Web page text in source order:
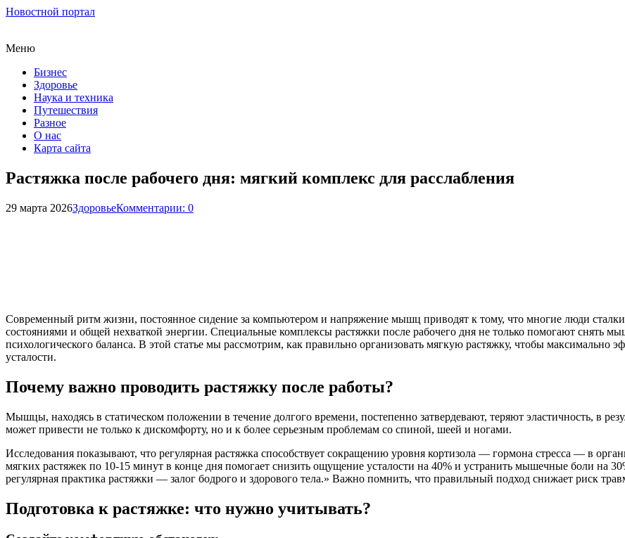
Новостной портал
Меню
Бизнес
Здоровье
Наука и техника
Путешествия
Разное
О нас
Карта сайта
Растяжка после рабочего дня: мягкий комплекс для расслабления
29 марта 2026ЗдоровьеКомментарии: 0
Современный ритм жизни, постоянное сидение за компьютером и напряжение мышц приводят к тому, что многие люди
состояниями и общей нехваткой энергии. Специальные комплексы растяжки после рабочего дня не только помогают снять
психологического баланса. В этой статье мы рассмотрим, как правильно организовать мягкую растяжку, чтобы максимально
усталости.
Почему важно проводить растяжку после работы?
Мышцы, находясь в статическом положении в течение долгого времени, постепенно затвердевают, теряют эластичность, в
может привести не только к дискомфорту, но и к более серьезным проблемам со спиной, шеей и ногами.
Исследования показывают, что регулярная растяжка способствует сокращению уровня кортизола — гормона стресса — в
мягких растяжек по 10-15 минут в конце дня помогает снизить ощущение усталости на 40% и устранить мышечные боли на
регулярная практика растяжки — залог бодрого и здорового тела.» Важно помнить, что правильный подход снижает риск
Подготовка к растяжке: что нужно учитывать?